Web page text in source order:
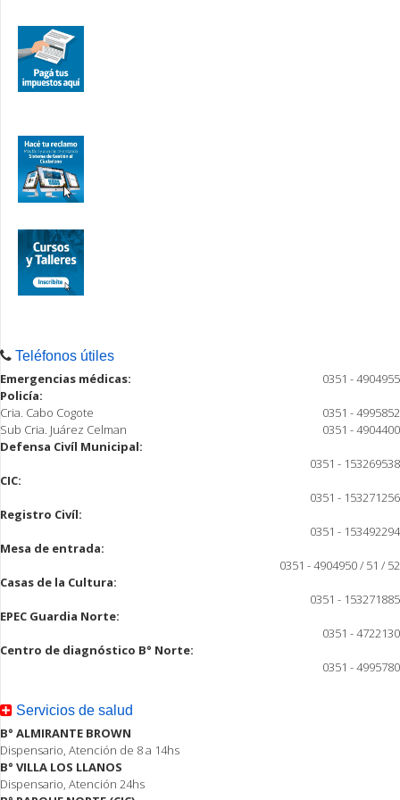
Teléfonos útiles
Emergencias médicas:
0351 - 4904955
Policía:
Cria. Cabo Cogote
0351 - 4995852
Sub Cria. Juárez Celman
0351 - 4904400
Defensa Civíl Municipal:
0351 - 153269538
CIC:
0351 - 153271256
Registro Civíl:
0351 - 153492294
Mesa de entrada:
0351 - 4904950 / 51 / 52
Casas de la Cultura:
0351 - 153271885
EPEC Guardia Norte:
0351 - 4722130
Centro de diagnóstico B° Norte:
0351 - 4995780
Servicios de salud
B° ALMIRANTE BROWN
Dispensario, Atención de 8 a 14hs
B° VILLA LOS LLANOS
Dispensario, Atención 24hs